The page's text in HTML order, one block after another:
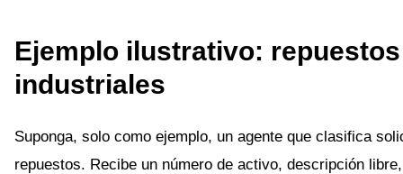
Ejemplo ilustrativo: repuestos
industriales
Suponga, solo como ejemplo, un agente que clasifica
repuestos. Recibe un número de activo, descripción